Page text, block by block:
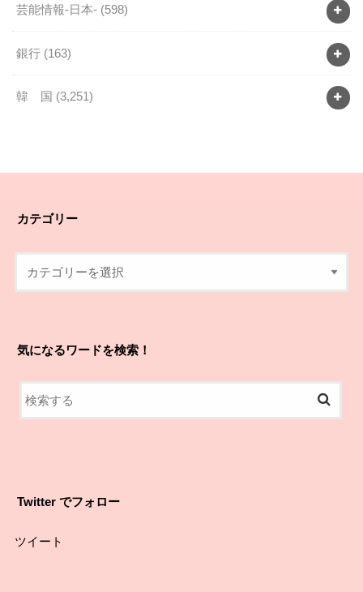
芸能情報-日本- (598)
銀行 (163)
韓 国 (3,251)
カテゴリー
気になるワードを検索！
Twitter でフォロー
ツイート